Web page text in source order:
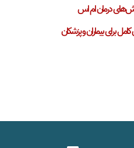
درمان ام اس
برای بیماران و پزشکان